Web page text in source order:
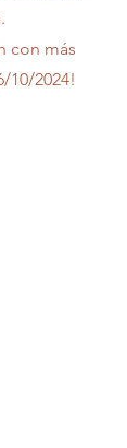
con más
10/2024!